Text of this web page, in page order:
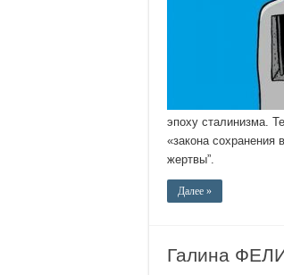
эпоху сталинизма.
«закона
жертвы”.
Далее »
Галина